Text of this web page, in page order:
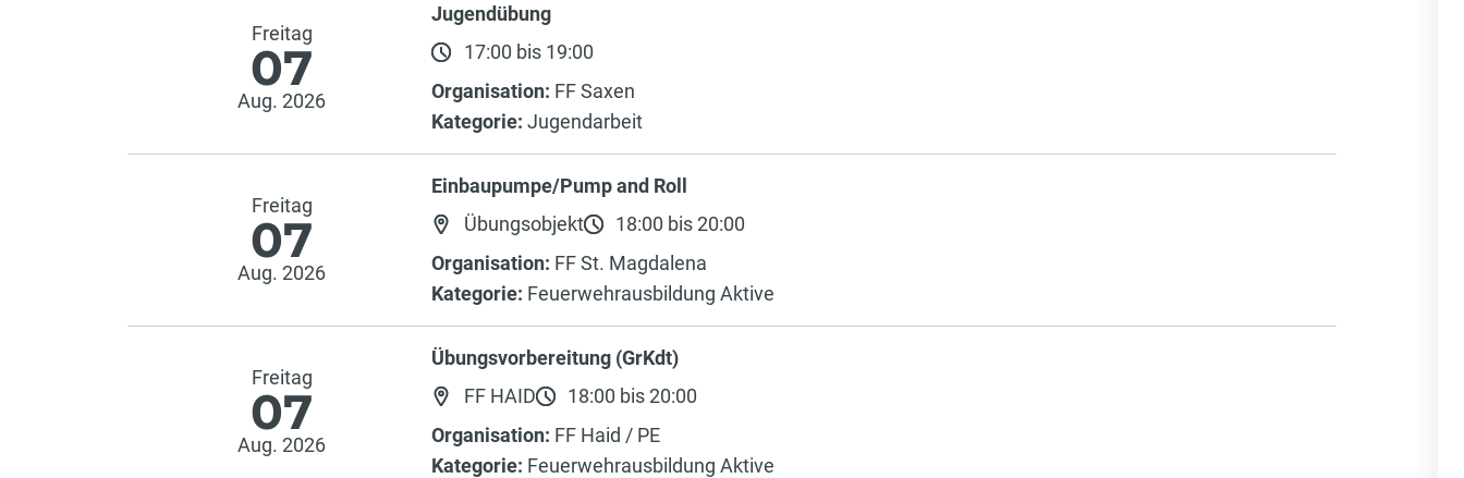
Freitag
07
Aug. 2026
Jugendübung
17:00 bis 19:00
Organisation: FF Saxen
Kategorie: Jugendarbeit
Freitag
07
Aug. 2026
Einbaupumpe/Pump and Roll
Übungsobjekt
18:00 bis 20:00
Organisation: FF St. Magdalena
Kategorie: Feuerwehrausbildung Aktive
Freitag
07
Aug. 2026
Übungsvorbereitung (GrKdt)
FF HAID
18:00 bis 20:00
Organisation: FF Haid / PE
Kategorie: Feuerwehrausbildung Aktive